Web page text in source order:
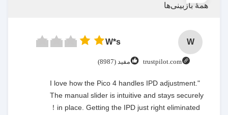
همهٔ بازبینی‌ها
W
W*s
trustpilot.com مفید (8987)
"I love how the Pico 4 handles IPD adjustment.
The manual slider is intuitive and stays securely
in place. Getting the IPD just right eliminated！